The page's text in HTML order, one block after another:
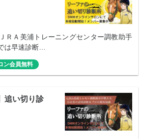
ＲＡ美浦トレーニングセンター調教助手
は早速診断…
ン会員無料
追い切り診